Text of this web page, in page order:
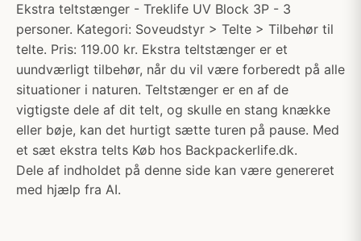
Ekstra teltstænger - Treklife UV Block 3P - 3
personer. Kategori: Soveudstyr > Telte > Tilbehør til
telte. Pris: 119.00 kr. Ekstra teltstænger er et
uundværligt tilbehør, når du vil være forberedt på alle
situationer i naturen. Teltstænger er en af de
vigtigste dele af dit telt, og skulle en stang knække
eller bøje, kan det hurtigt sætte turen på pause. Med
et sæt ekstra telts Køb hos Backpackerlife.dk.
Dele af indholdet på denne side kan være genereret
med hjælp fra AI.